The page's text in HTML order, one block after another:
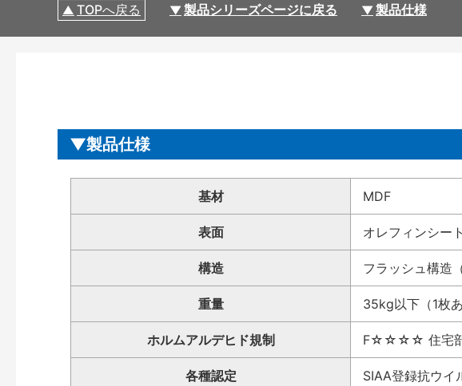
TOPへ戻る 製品シリーズページに戻る 製品仕様
製品仕様
基材 MDF
表面 オレフィンシー
構造 フラッシュ構造
重量 35kg以下（1枚あ
ホルムアルデヒド規制 F☆☆☆☆ 住宅部
各種認定
SIAA登録抗ウ